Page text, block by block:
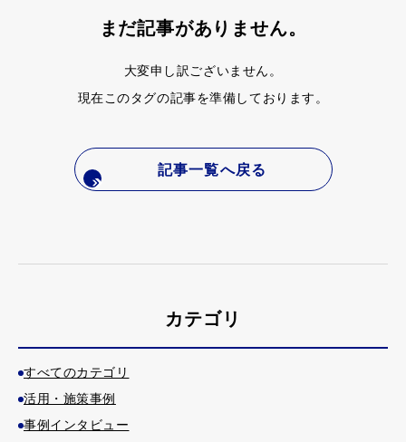
まだ記事がありません。
大変申し訳ございません。
現在このタグの記事を準備しております。
記事一覧へ戻る
カテゴリ
すべてのカテゴリ
活用・施策事例
事例インタビュー